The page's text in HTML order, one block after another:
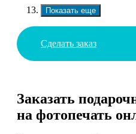
Показать еще
Сделать заказ
Заказать
на фотопечать